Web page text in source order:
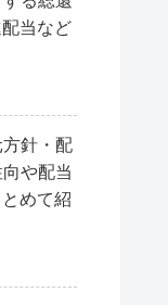
当など
針・配
や配当
めて紹